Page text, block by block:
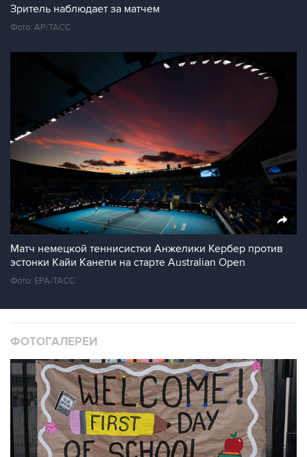
Зритель наблюдает за матчем
Фото: АР/ТАСС
Матч немецкой теннисистки Анжелики Кербер против
эстонки Кайи Канепи на старте Australian Open
Фото: ЕРА/ТАСС
ФОТОГАЛЕРЕИ